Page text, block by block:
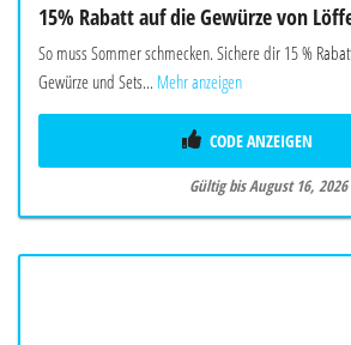
15% Rabatt auf die Gewürze von
So muss Sommer schmecken. Sichere dir 15 %
Gewürze und Sets... Mehr anzeigen
CODE ANZEIGEN
Gültig bis August 16, 2026